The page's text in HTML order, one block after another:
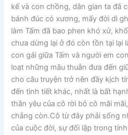
kế và con chồng, dân gian ta đã
bánh đúc có xương, mấy đời dì
làm Tấm đã bao phen khó xử,
chưa dừng lại ở đó còn tồn tại lại
con gái giữa Tấm và người em
loạt những mâu thuẫn đưa đến
cho câu truyện trở nên đầy kịch
đến tình tiết khác, nhất là bất
thân yêu của cô rời bỏ cô mãi
chẳng còn.Cô từ đây phải sống
của cuộc đời, sự đối lập trong